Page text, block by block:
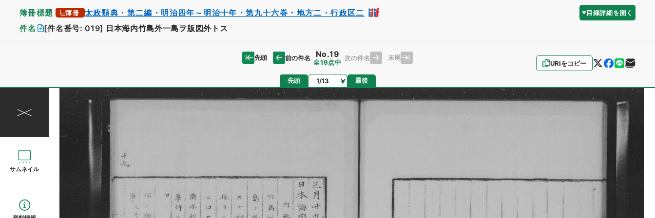
簿冊標題 簿冊 太政類典・第二編・明治四年～明治十年・第九十六巻・地方二・行政区二 目録詳細を開く
件名 [件名番号: 019] 日本海内竹島外一島ヲ版図外トス
URIをコピー
先頭 前の件名 No.19
全19点中
次の件名 末尾
先頭 ページ 最後
サムネイル